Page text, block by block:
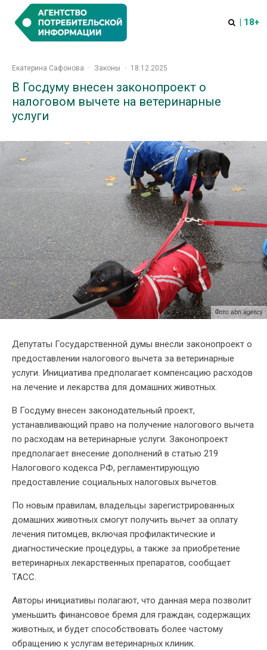
| 18+
Екатерина Сафонова · Законы · 18.12.2025
В Госдуму внесен законопроект о
налоговом вычете на ветеринарные
услуги
Фото: abn.agency
Депутаты Государственной думы внесли законопроект о
предоставлении налогового вычета за ветеринарные
услуги. Инициатива предполагает компенсацию расходов
на лечение и лекарства для домашних животных.
В Госдуму внесен законодательный проект,
устанавливающий право на получение налогового вычета
по расходам на ветеринарные услуги. Законопроект
предполагает внесение дополнений в статью 219
Налогового кодекса РФ, регламентирующую
предоставление социальных налоговых вычетов.
По новым правилам, владельцы зарегистрированных
домашних животных смогут получить вычет за оплату
лечения питомцев, включая профилактические и
диагностические процедуры, а также за приобретение
ветеринарных лекарственных препаратов, сообщает
ТАСС.
Авторы инициативы полагают, что данная мера позволит
уменьшить финансовое бремя для граждан, содержащих
животных, и будет способствовать более частому
обращению к услугам ветеринарных клиник.